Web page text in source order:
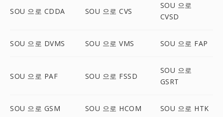
SOU 으로 CDDA SOU 으로 CVS
SOU 으로
CVSD
SOU 으로 DVMS SOU 으로 VMS SOU 으로 FAP
SOU 으로 PAF SOU 으로 FSSD
SOU 으로
GSRT
SOU 으로 GSM SOU 으로 HCOM SOU 으로 HTK